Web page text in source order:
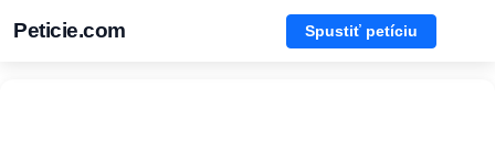
Peticie.com Spustiť petíciu